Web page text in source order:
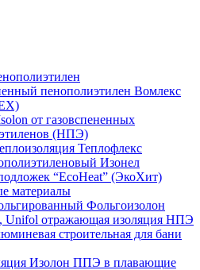
пенополиэтилен Вомлекс
от газовспененных
(НПЭ)
Теплофлекс
Изонел
“EcoHeat” (ЭкоХит)
материалы
Фольгоизолон
Unifol отражающая изоляция НПЭ
строительная для бани
Изолон ППЭ в плавающие